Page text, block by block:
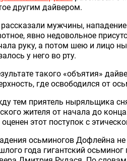
другим дайвером.
мужчины,
явно недовольное
руку, а потом шею и лицо
у него во рту.
такого «объятия»
где освободился от
тем приятель ныряльщика
жителя от начала до
этот поступок с
осьминогов Дофлейна
года гигантский